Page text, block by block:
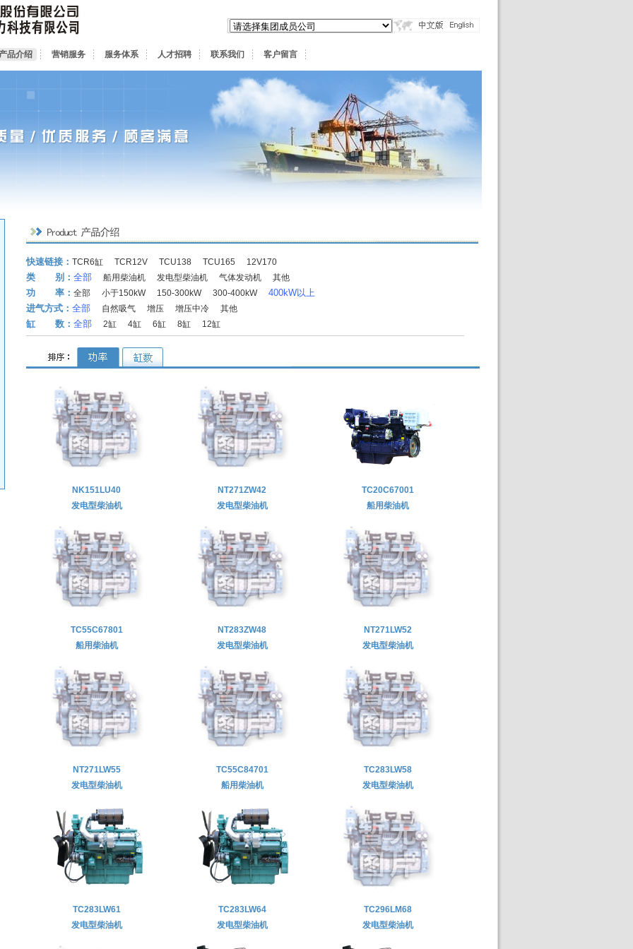
品介绍 营销服务 服务体系 人才招聘 联系我们 客户留言
快速链接： TCR6缸 TCR12V TCU138 TCU165 12V170
类 别： 全部 船用柴油机 发电型柴油机 气体发动机 其他
功 率： 全部 小于150kW 150-300kW 300-400kW400kW以上
进气方式： 全部 自然吸气 增压 增压中冷 其他
缸 数： 全部 2缸 4缸 6缸 8缸 12缸
NK151LU40
发电型柴油机
NT271ZW42
发电型柴油机
TC20C67001
船用柴油机
TC55C67801
船用柴油机
NT283ZW48
发电型柴油机
NT271LW52
发电型柴油机
NT271LW55
发电型柴油机
TC55C84701
船用柴油机
TC283LW58
发电型柴油机
TC283LW61
发电型柴油机
TC283LW64
发电型柴油机
TC296LM68
发电型柴油机